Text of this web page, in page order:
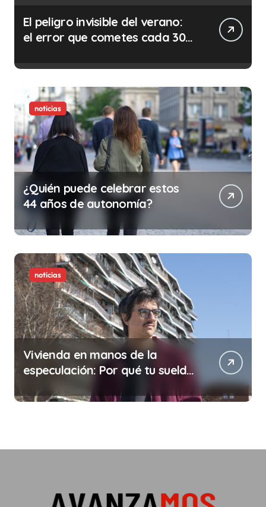
El peligro invisible del verano:
el error que cometes cada 30
ilegalidad que te puede costar
la vida)
noticias
¿Quién puede celebrar estos
44 años de autonomía?
noticias
Vivienda en manos de la
especulación: Por qué tu sueldo